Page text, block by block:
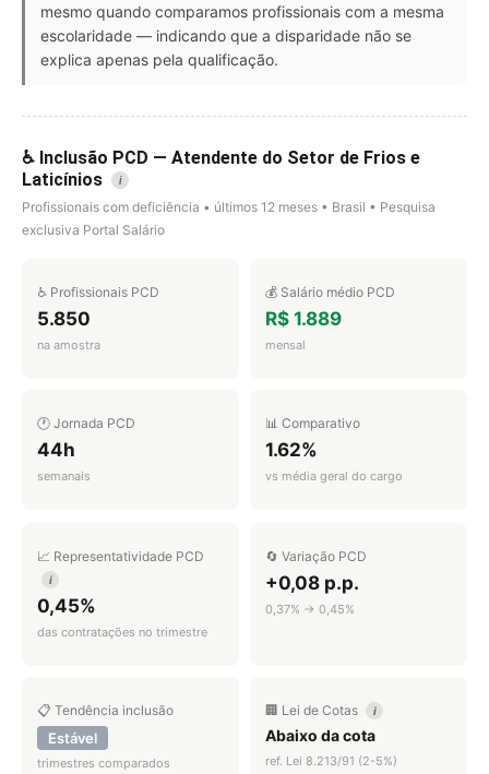
mesmo quando comparamos profissionais com a mesma
escolaridade — indicando que a disparidade não se
explica apenas pela qualificação.
♿ Inclusão PCD — Atendente do Setor de Frios e
Laticínios
i
Profissionais com deficiência • últimos 12 meses • Brasil • Pesquisa
exclusiva Portal Salário
♿ Profissionais PCD
5.850
na amostra
💰 Salário médio PCD
R$ 1.889
mensal
🕐 Jornada PCD
44h
semanais
📊 Comparativo
1.62%
vs média geral do cargo
📈 Representatividade PCD
i
0,45%
das contratações no trimestre
🔄 Variação PCD
+0,08 p.p.
0,37% → 0,45%
📋 Tendência inclusão
Estável
trimestres comparados
🏢 Lei de Cotas i
Abaixo da cota
ref. Lei 8.213/91 (2-5%)